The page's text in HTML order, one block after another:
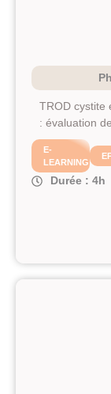
TROD cystite
: évaluation
E-
LEARNING
Durée : 4h